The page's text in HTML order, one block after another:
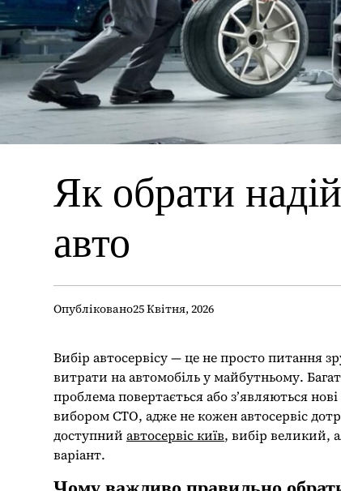
Як обрати
авто
Опубліковано25 Квітня, 2026
Вибір автосервісу — це не просто питання
витрати на автомобіль у майбутньому.
проблема повертається або з’являються
вибором СТО, адже не кожен автосервіс
доступний автосервіс київ, вибір великий,
варіант.